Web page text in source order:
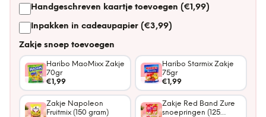
Handgeschreven kaartje toevoegen (€1,99)
Inpakken in cadeaupapier (€3,99)
Zakje snoep toevoegen
Haribo MaoMixx Zakje
70gr
€1,99
Haribo Starmix Zakje
75gr
€1,99
Zakje Napoleon
Fruitmix (150 gram)
Zakje Red Band Zure
snoepringen (125